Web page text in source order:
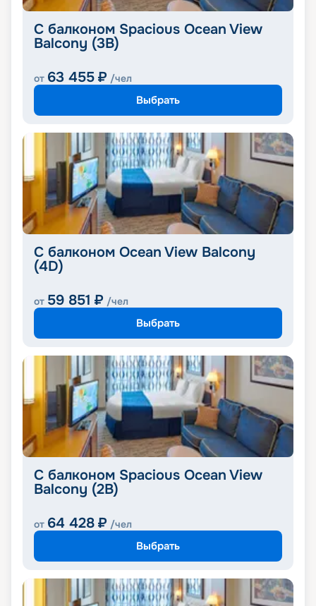
С балконом Spacious Ocean View
Balcony (3B)
от 63 455 ₽ /чел
Выбрать
С балконом Ocean View Balcony
(4D)
от 59 851 ₽ /чел
Выбрать
С балконом Spacious Ocean View
Balcony (2B)
от 64 428 ₽ /чел
Выбрать